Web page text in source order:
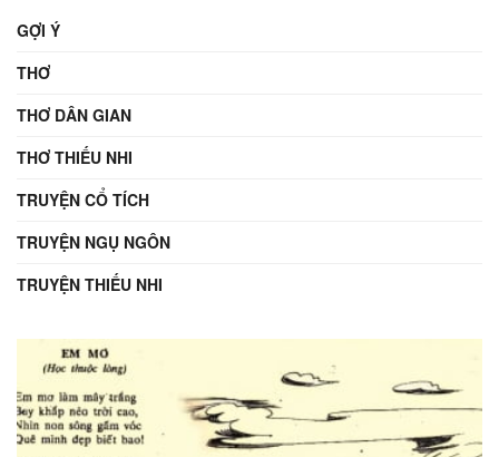
GỢI Ý
THƠ
THƠ DÂN GIAN
THƠ THIẾU NHI
TRUYỆN CỔ TÍCH
TRUYỆN NGỤ NGÔN
TRUYỆN THIẾU NHI